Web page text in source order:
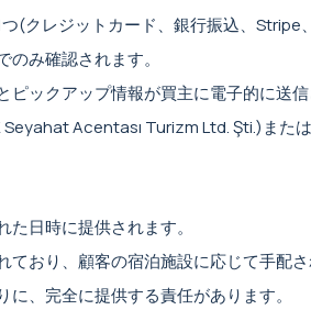
(クレジットカード、銀行振込、Stripe
み確認されます。
ックアップ情報が買主に電子的に送信
Acentası Turizm Ltd. Şti.)また
日時に提供されます。
おり、顧客の宿泊施設に応じて手配さ
、完全に提供する責任があります。